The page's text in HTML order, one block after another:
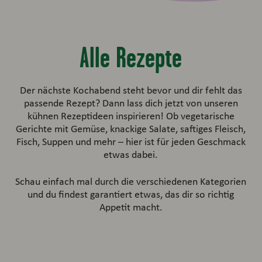
Alle Rezepte
Der nächste Kochabend steht bevor und dir fehlt das
passende Rezept? Dann lass dich jetzt von unseren
kühnen Rezeptideen inspirieren! Ob vegetarische
Gerichte mit Gemüse, knackige Salate, saftiges Fleisch,
Fisch, Suppen und mehr – hier ist für jeden Geschmack
etwas dabei.
Schau einfach mal durch die verschiedenen Kategorien
und du findest garantiert etwas, das dir so richtig
Appetit macht.